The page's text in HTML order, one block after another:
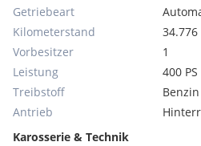
Getriebeart
Kilometerstand
34.776
Vorbesitzer
1
Leistung
400
Treibstoff
Benzin
Antrieb
Karosserie & Technik